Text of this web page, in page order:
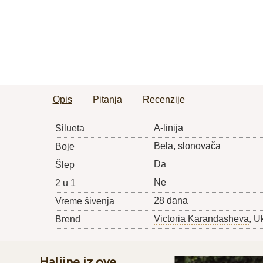
Opis Pitanja Recenzije
Silueta
A-linija
Boje
Bela, slonovača
Šlep
Da
2 u 1
Ne
Vreme šivenja
28 dana
Brend
Victoria Karandasheva,